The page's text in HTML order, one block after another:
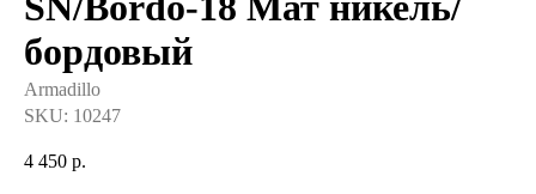
бордовый
Armadillo
SKU: 10247
4 450 р.